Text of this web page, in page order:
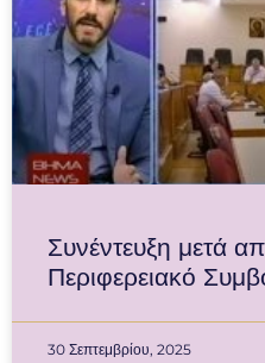
Συνέντευξη μετά
Περιφερειακό
30 Σεπτεμβρίου, 2025